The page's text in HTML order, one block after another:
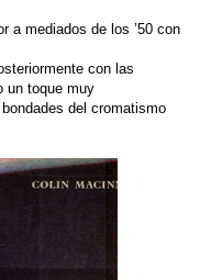
a mediados de los ’50 con
con las
un toque muy
del cromatismo